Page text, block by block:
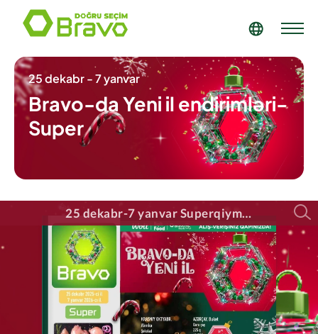
25 dekabr - 7 yanvar
Bravo-da Yeni il endirimləri-
Super